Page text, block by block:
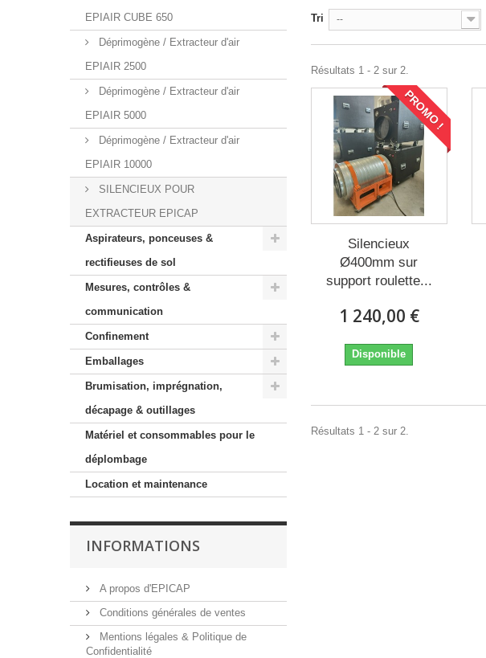
EPIAIR CUBE 650
Déprimogène / Extracteur d'air
EPIAIR 2500
Déprimogène / Extracteur d'air
EPIAIR 5000
Déprimogène / Extracteur d'air
EPIAIR 10000
SILENCIEUX POUR
EXTRACTEUR EPICAP
Aspirateurs, ponceuses &
rectifieuses de sol
Mesures, contrôles &
communication
Confinement
Emballages
Brumisation, imprégnation,
décapage & outillages
Matériel et consommables pour le
déplombage
Location et maintenance
INFORMATIONS
A propos d'EPICAP
Conditions générales de ventes
Mentions légales & Politique de
Confidentialité
Tri --
Résultats 1 - 2 sur 2.
PROMO !
Silencieux
Ø400mm sur
support roulette...
1 240,00 €
Disponible
Résultats 1 - 2 sur 2.